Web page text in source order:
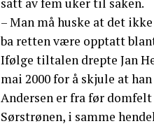
– Man må huske at det
ba retten være opptatt
Ifølge tiltalen drepte Jan
mai 2000 for å skjule at
Andersen er fra før
Sørstrønen, i samme